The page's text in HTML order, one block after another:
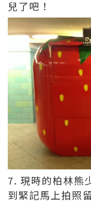
兒了吧！
7. 現時的柏林熊
到緊記馬上拍照